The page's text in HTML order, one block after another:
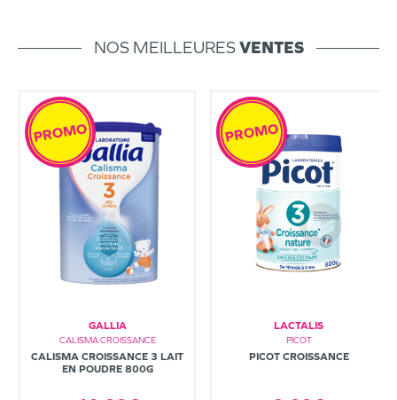
NOS MEILLEURESVENTES
GALLIA
CALISMA CROISSANCE
CALISMA CROISSANCE 3 LAIT
EN POUDRE 800G
PROMO
LACTALIS
PICOT
PICOT CROISSANCE
PROMO